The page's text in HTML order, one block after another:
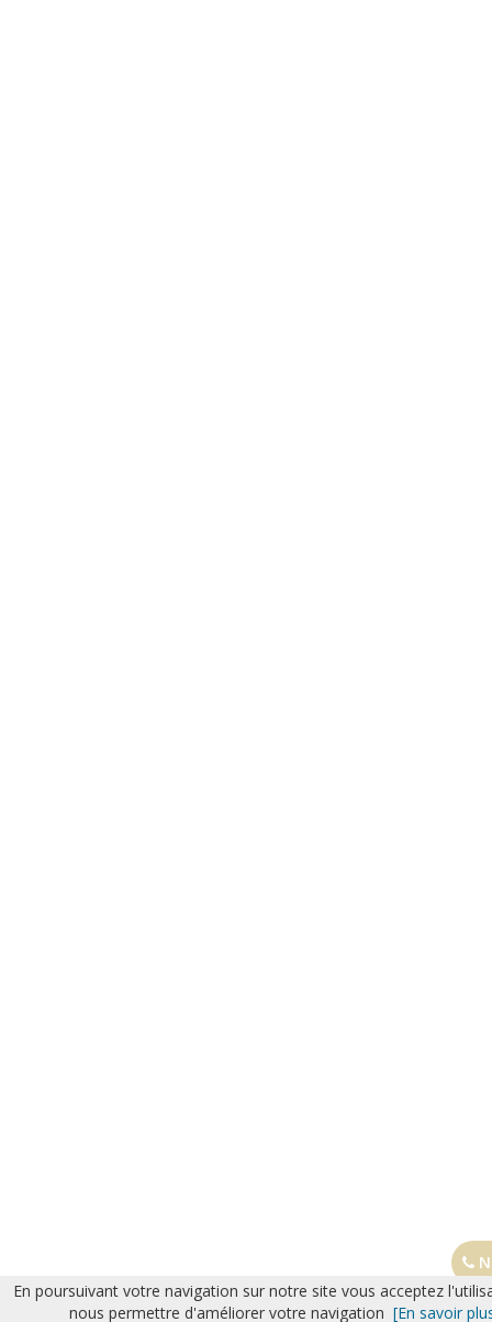
En poursuivant votre navigation sur notre site vous acceptez
nous permettre d'améliorer votre navigation [En savoir